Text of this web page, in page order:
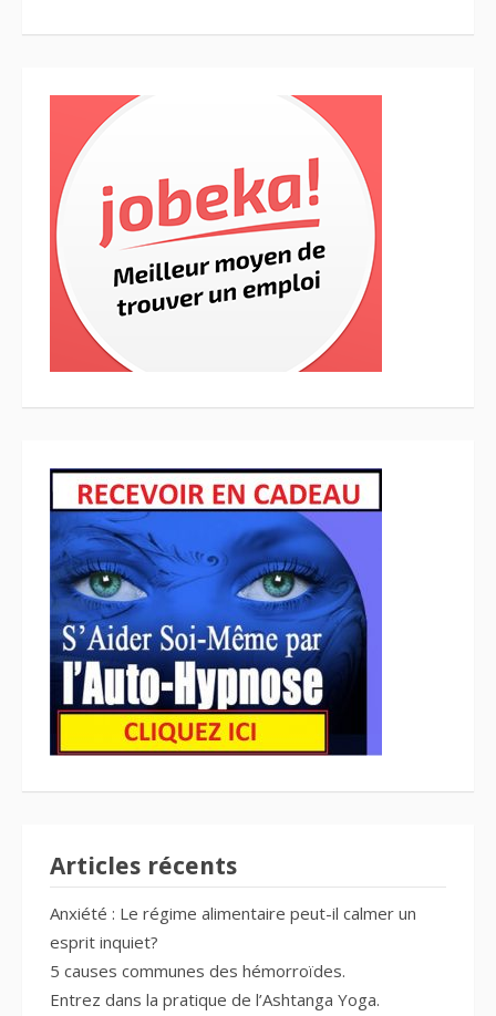
Articles récents
Anxiété : Le régime alimentaire peut-il calmer un
esprit inquiet?
5 causes communes des hémorroïdes.
Entrez dans la pratique de l’Ashtanga Yoga.